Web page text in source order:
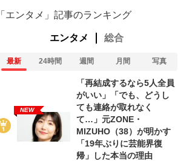
「エンタメ」記事のランキング
エンタメ 総合
最新 24時間 週間 月間 写真
NEW
「再結成するなら5人全員
がいい」「でも、どうし
ても連絡が取れなく
て…」元ZONE・
MIZUHO（38）が明かす
「19年ぶりに芸能界復
帰」した本当の理由